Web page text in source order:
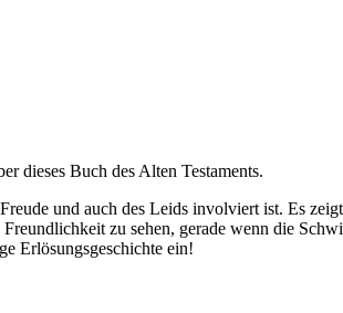
dieses Buch des Alten Testaments.
und auch des Leids involviert ist. Es
zu sehen, gerade wenn die
Erlösungsgeschichte ein!